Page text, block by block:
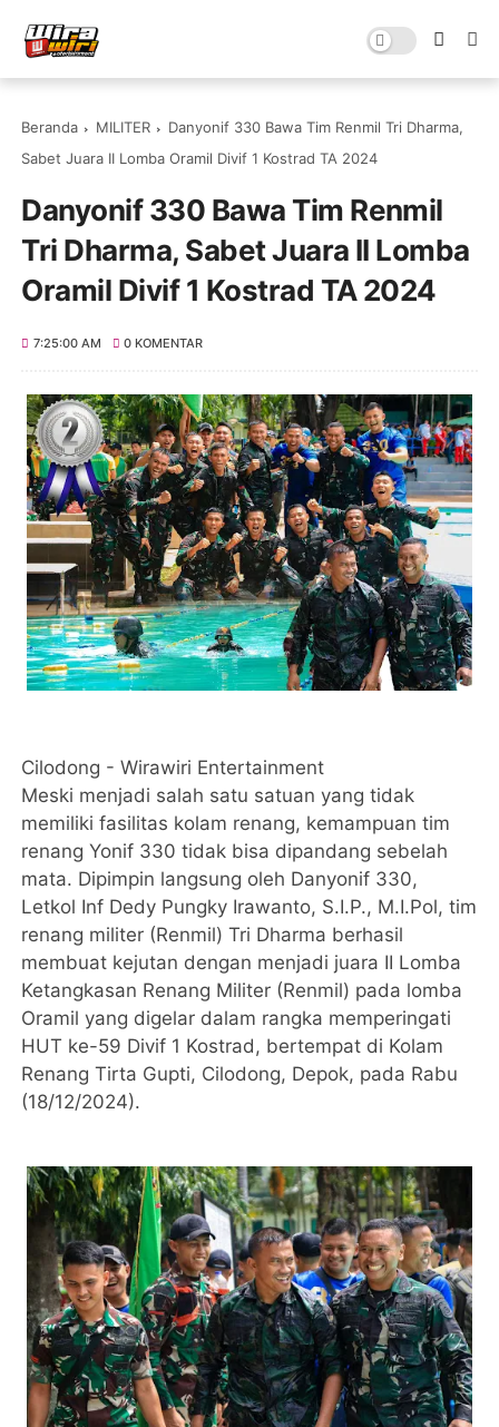
Beranda MILITER
Danyonif 330 Bawa Tim Renmil Tri Dharma,
Sabet Juara II Lomba Oramil Divif 1 Kostrad TA 2024
Danyonif 330 Bawa Tim Renmil
Tri Dharma, Sabet Juara II Lomba
Oramil Divif 1 Kostrad TA 2024
7:25:00 AM 0 KOMENTAR
Cilodong - Wirawiri Entertainment
Meski menjadi salah satu satuan yang tidak
memiliki fasilitas kolam renang, kemampuan tim
renang Yonif 330 tidak bisa dipandang sebelah
mata. Dipimpin langsung oleh Danyonif 330,
Letkol Inf Dedy Pungky Irawanto, S.I.P., M.I.Pol, tim
renang militer (Renmil) Tri Dharma berhasil
membuat kejutan dengan menjadi juara II Lomba
Ketangkasan Renang Militer (Renmil) pada lomba
Oramil yang digelar dalam rangka memperingati
HUT ke-59 Divif 1 Kostrad, bertempat di Kolam
Renang Tirta Gupti, Cilodong, Depok, pada Rabu
(18/12/2024).